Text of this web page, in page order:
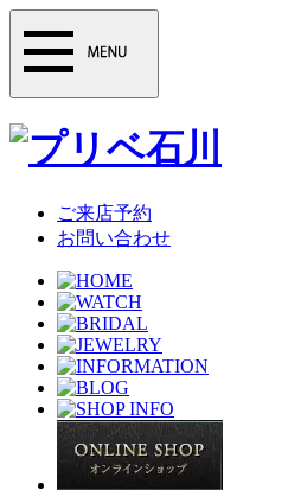
ご来店予約
お問い合わせ